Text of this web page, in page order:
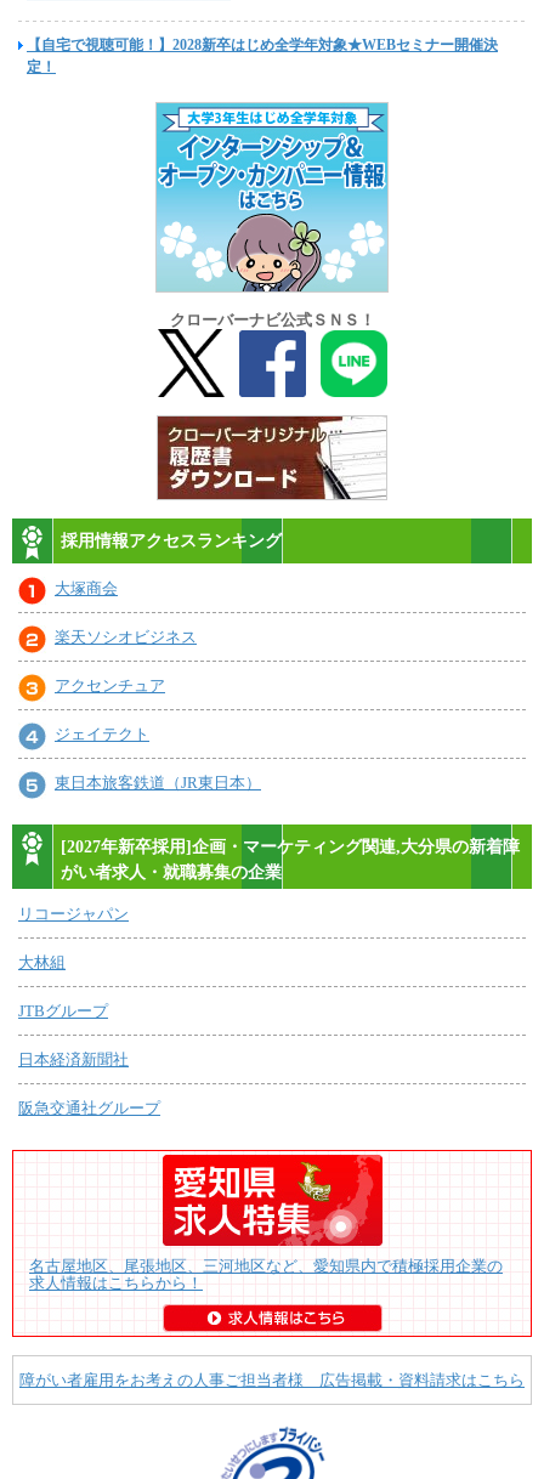
【自宅で視聴可能！】2028新卒はじめ全学年対象★WEBセミナー開催決
定！
クローバーナビ公式ＳＮＳ！
採用情報アクセスランキング
大塚商会
楽天ソシオビジネス
アクセンチュア
ジェイテクト
東日本旅客鉄道（JR東日本）
[2027年新卒採用]企画・マーケティング関連,大分県の新着障
がい者求人・就職募集の企業
リコージャパン
大林組
JTBグループ
日本経済新聞社
阪急交通社グループ
名古屋地区、尾張地区、三河地区など、愛知県内で積極採用企業の
求人情報はこちらから！
障がい者雇用をお考えの人事ご担当者様 広告掲載・資料請求はこちら